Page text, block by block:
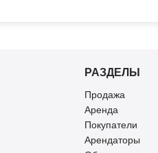
РАЗДЕЛЫ
Продажа
Аренда
Покупатели
Арендаторы